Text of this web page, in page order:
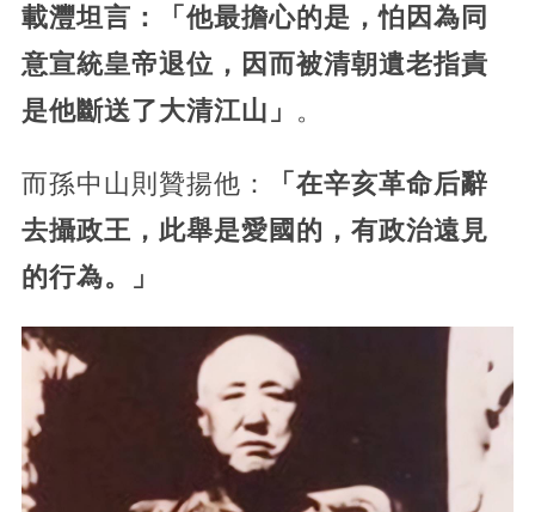
載灃坦言：「他最擔心的是，怕因為同
意宣統皇帝退位，因而被清朝遺老指責
是他斷送了大清江山」 。
而孫中山則贊揚他：
「在辛亥革命后辭
去攝政王，此舉是愛國的，有政治遠見
的行為。」